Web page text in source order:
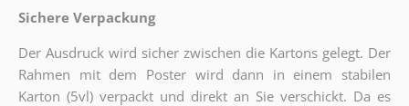
Sichere Verpackung
Der Ausdruck wird sicher zwischen die Kartons gelegt. Der
Rahmen mit dem Poster wird dann in einem stabilen
Karton (5vl) verpackt und direkt an Sie verschickt. Da es